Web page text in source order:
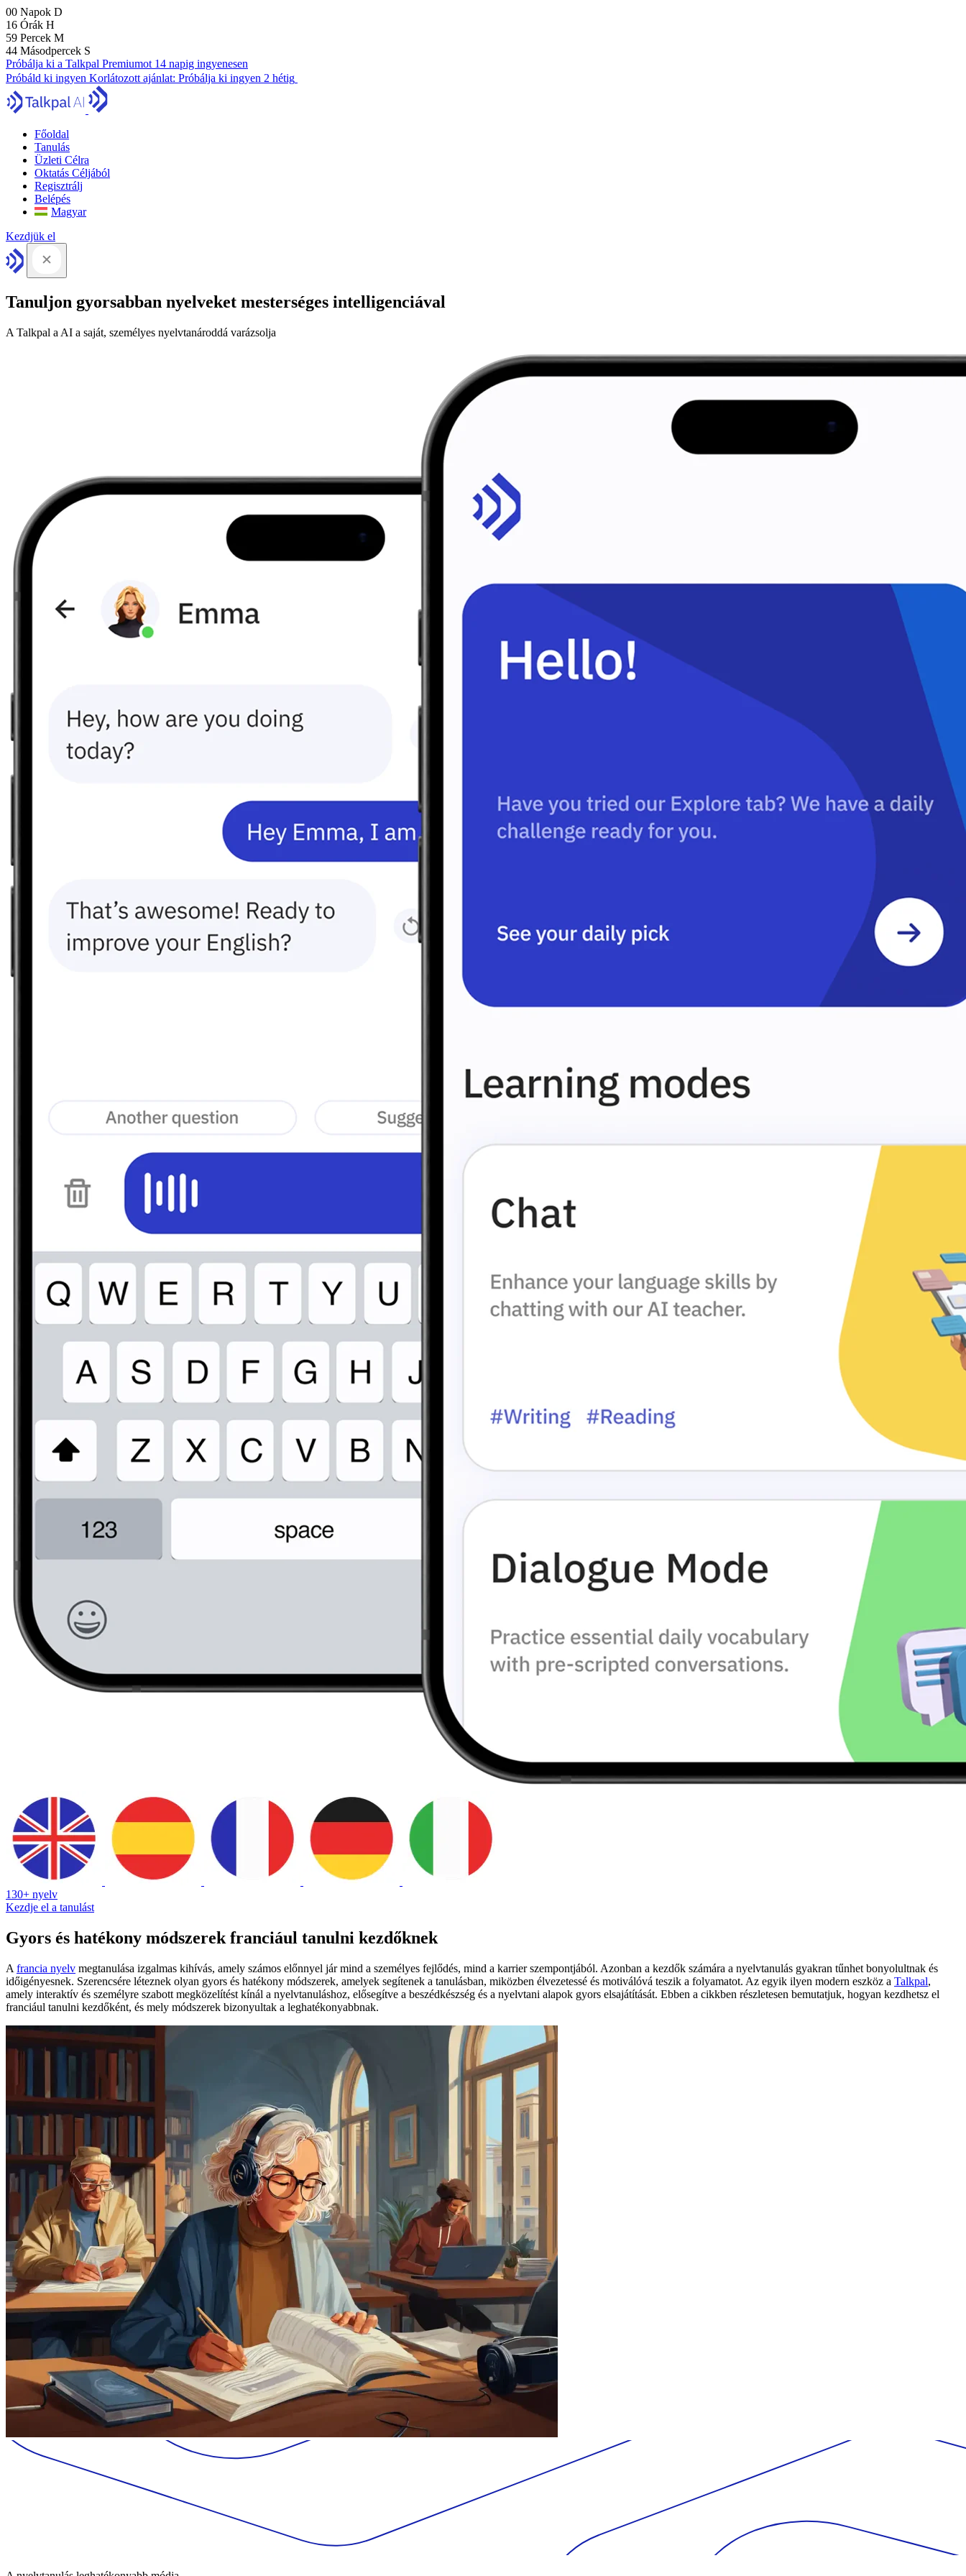
00 Napok D
16 Órák H
59 Percek M
43 Másodpercek S
Próbálja ki a Talkpal Premiumot 14 napig ingyenesen
Próbáld ki ingyen Korlátozott ajánlat: Próbálja ki ingyen 2 hétig
Főoldal
Tanulás
Üzleti Célra
Oktatás Céljából
Regisztrálj
Belépés
Magyar
Kezdjük el
Tanuljon gyorsabban nyelveket mesterséges intelligenciával
A Talkpal a AI a saját, személyes nyelvtanároddá varázsolja
130+ nyelv
Kezdje el a tanulást
Gyors és hatékony módszerek franciául tanulni kezdőknek
A francia nyelv megtanulása izgalmas kihívás, amely számos előnnyel jár mind a személyes fejlődés, mind a karrier szempontjából. Azonban a kezdők számára a nyelvtanulás gyakran tűnhet bonyolultnak és
időigényesnek. Szerencsére léteznek olyan gyors és hatékony módszerek, amelyek segítenek a tanulásban, miközben élvezetessé és motiválóvá teszik a folyamatot. Az egyik ilyen modern eszköz a Talkpal,
amely interaktív és személyre szabott megközelítést kínál a nyelvtanuláshoz, elősegítve a beszédkészség és a nyelvtani alapok gyors elsajátítását. Ebben a cikkben részletesen bemutatjuk, hogyan kezdhetsz el
franciául tanulni kezdőként, és mely módszerek bizonyultak a leghatékonyabbnak.